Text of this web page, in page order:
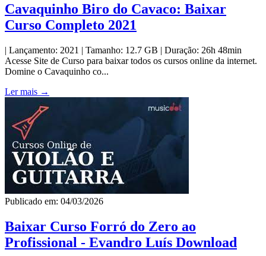
Cavaquinho Biro do Cavaco: Baixar
Curso Completo 2021
| Lançamento: 2021 | Tamanho: 12.7 GB | Duração: 26h 48min
Acesse Site de Curso para baixar todos os cursos online da internet.
Domine o Cavaquinho co...
Ler mais →
Publicado em: 04/03/2026
Baixar Curso Forró do Zero ao
Profissional - Evandro Luís Download